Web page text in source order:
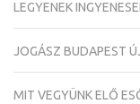
LEGYENEK
JOGÁSZ BUDAPEST
MIT VEGYÜNK ELŐ